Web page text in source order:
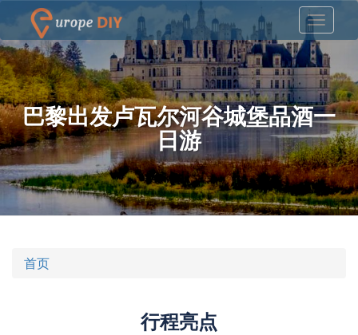
巴黎出发卢瓦尔河谷城堡品酒一
日游
首页
行程亮点